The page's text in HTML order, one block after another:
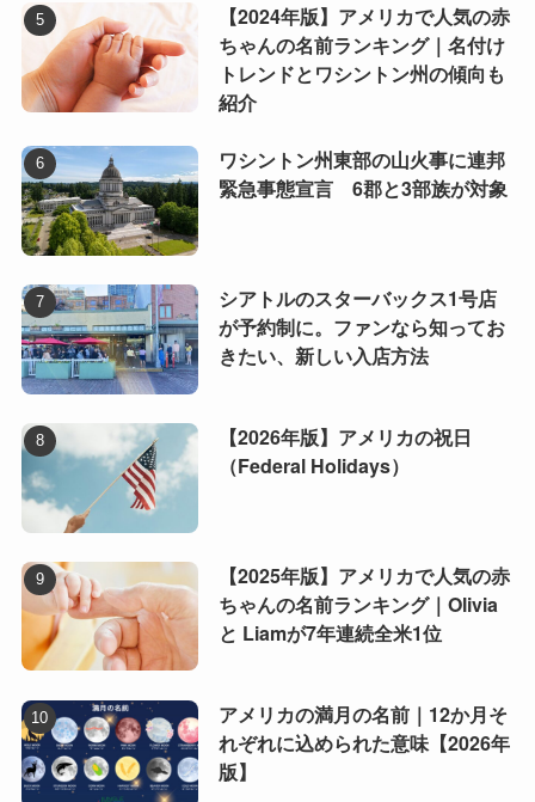
【2024年版】アメリカで人気の赤
ちゃんの名前ランキング｜名付け
トレンドとワシントン州の傾向も
紹介
ワシントン州東部の山火事に連邦
緊急事態宣言 6郡と3部族が対象
シアトルのスターバックス1号店
が予約制に。ファンなら知ってお
きたい、新しい入店方法
【2026年版】アメリカの祝日
（Federal Holidays）
【2025年版】アメリカで人気の赤
ちゃんの名前ランキング｜Olivia
と Liamが7年連続全米1位
アメリカの満月の名前｜12か月そ
れぞれに込められた意味【2026年
版】